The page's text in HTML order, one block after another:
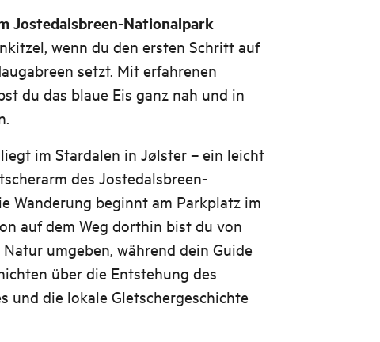
Jostedalsbreen-Nationalpark
wenn du den ersten Schritt auf
setzt. Mit erfahrenen
du das blaue Eis ganz nah und in
im Stardalen in Jølster – ein leicht
des Jostedalsbreen-
Wanderung beginnt am Parkplatz im
auf dem Weg dorthin bist du von
umgeben, während dein Guide
über die Entstehung des
und die lokale Gletschergeschichte